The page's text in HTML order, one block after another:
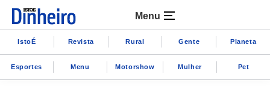
Menu
IstoÉ Revista Rural Gente Planeta
Esportes Menu Motorshow Mulher Pet